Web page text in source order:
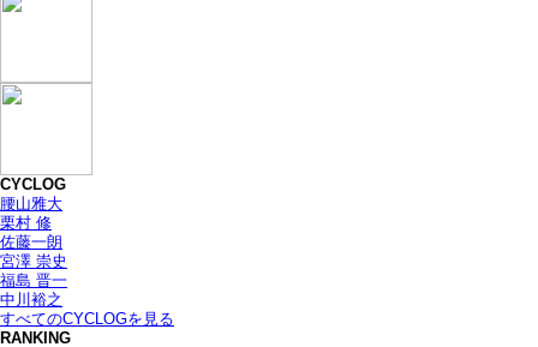
CYCLOG
腰山雅大
栗村 修
佐藤一朗
宮澤 崇史
福島 晋一
中川裕之
すべてのCYCLOGを見る
RANKING